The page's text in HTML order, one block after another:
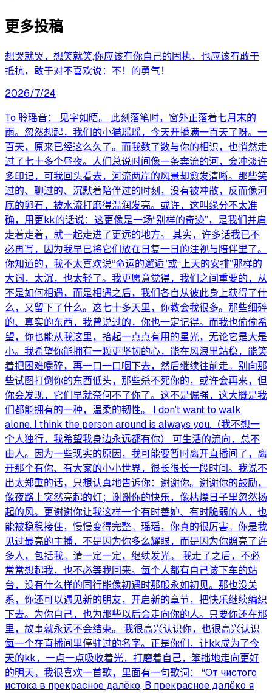
更多投稿
想哭就哭，想笑就笑,你应该有你自己的固执，也应该有敢于
抵抗，敢于对不喜欢说：不！的勇气！
2026/7/24
To 聆瑶音： 见字如晤。 此刻落笔时，窗外正落着七月末的
雨。忽然想起，我们的小猫瑶瑶，今天开播满一百天了呀。一
百天，原来已经这么久了。而我数了数与你的相识，也悄然走
过了七十多个昼夜。人们总说时间像一条奔流的河，会冲淡许
多印记，可我回头看去，河流两岸的风景却愈发清晰。那些笑
过的、聊过的、沉默着陪伴过的时刻，没有被冲散，反而像河
底的卵石，被水流打磨得温润发亮。或许，这叫缘分不太准
确，用更kk的话说：这更像是一场“别样的奇迹”，是我们并肩
走着走着，就一起走进了更远的地方。 其实，许多话我已不
必再写，因为我早已将它们放在日复一日的注视与陪伴里了。
你知道的，我不太喜欢说“命运的邂逅”或“上天的安排”那样的
大词，太沉，也太轻了。我更愿意觉得，我们之间重要的，从
不是如何相遇，而是相遇之后，我们各自从彼此身上获得了什
么，又留下了什么。这七十多天里，你教会我很多。那些细碎
的、真实的东西，我曾说过的，你也一定记得。而我也偷偷希
望，你也能从我这里，拾起一点点有用的星光，无论它是大是
小。我希望你能拥有一颗更坚韧的心，能在风浪里站稳，能笑
着把困难嚼碎，再一口一口咽下去，然后继续往前走。别向那
些试图打倒你的东西低头，那些杀不死你的，或许会再来，但
你会发现，它们早就奈何不了你了。这不是倔强，这大概是我
们都能拥有的一种，温柔的韧性。 I don't want to walk
alone. I think the person around is always you.（我不想一
个人独行，我希望我身边永远都有你） 可生活的流向，总不
由人。因为一些现实的原因，我可能要暂时离开直播间了，离
开那个有你、有大家的小小世界，很长很长一段时间。我说不
出太郑重的话，只想认真地告诉你：谢谢你。谢谢你的鼓励，
像夜路上突然亮起的灯；谢谢你的快乐，像枯燥日子里忽然扬
起的风。更谢谢你让我这样一个有时善妒、有时脆弱的人，也
能被稳稳接住，慢慢变得完整。瑶瑶，你真的很厉害。你是我
见过最亮的主播，不是因为你多么耀眼，而是因为你照亮了许
多人，包括我。请一定一定，继续发光。 我走了之后，不必
常常想起我，也不必等我回来。每个人都有自己该下车的站
台，没有什么样的同行能像初遇时那般永如初见。那也没关
系，你还可以遇见新的朋友，开启新的章节，把快乐继续编织
下去。为你自己，也为那些以后会走向你的人。只要你还在那
里，故事就永远不会结束。 我很高兴认识你，也很高兴认识
每一个在直播间里停驻过的名字。正是你们，让kk成为了今
天的kk，一点一点吸收着光，打磨着自己，笨拙地走向更好
的明天。我很喜欢一首歌，里面有一句歌词： “От чистого
истока в прекрасное далёко, В прекрасное далёко я